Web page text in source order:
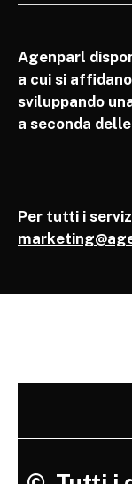
Agenparl
a cui si
sviluppando
a seconda
Per tutti i